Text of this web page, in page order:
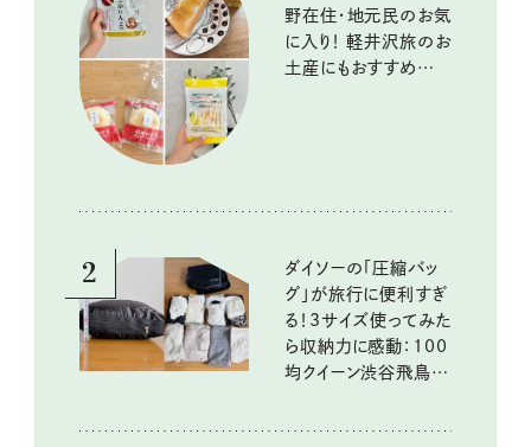
野在住・地元民のお気
に入り！ 軽井沢旅のお
土産にもおすすめのお
2
ダイソーの「圧縮バッ
グ」が旅行に便利すぎ
る！3サイズ使ってみた
ら収納力に感動：100
均クイーン渋谷飛鳥の